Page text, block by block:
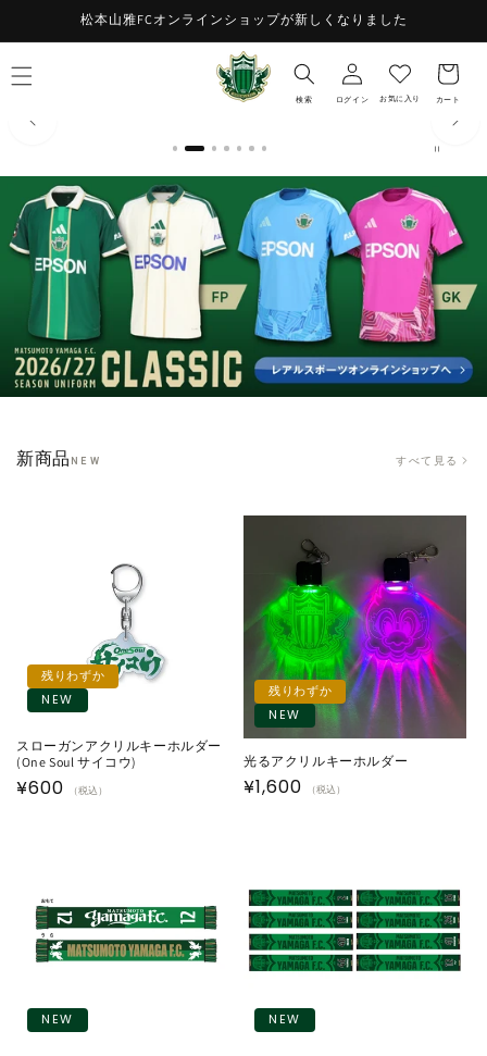
ンツに
進む
松本山雅FCオンラインショップが新しくなりました
検索 ログイン
ロ
グ
イ
お気に入り
お
気
に
入
カート
カ
ー
ト
新商品 NEW すべて見る
残りわずか
NEW
スローガンアクリルキーホルダー
(One Soul サイコウ)
通
¥600 （税込）
残りわずか
NEW
光るアクリルキーホルダー
通
¥1,600 （税込）
NEW NEW